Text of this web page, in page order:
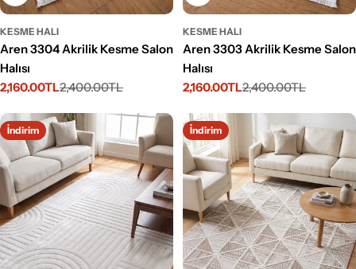
KESME HALI
Aren 3304 Akrilik Kesme Salon
Halısı
İndirimli
2,160.00TL
Normal
2,400.00TL
KESME HALI
Aren 3303 Akrilik Kesme Salon
Halısı
İndirimli
2,160.00TL
Normal
2,400.00TL
İndirim İndirim